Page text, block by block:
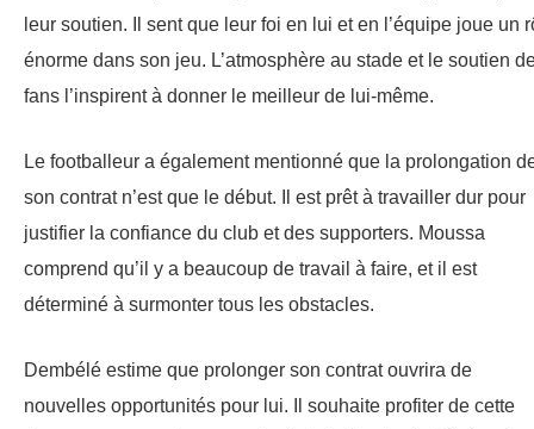
leur soutien. Il sent que leur foi en lui et en l’équipe joue un
énorme dans son jeu. L’atmosphère au stade et le soutien
fans l’inspirent à donner le meilleur de lui-même.
Le footballeur a également mentionné que la prolongation
son contrat n’est que le début. Il est prêt à travailler dur pour
justifier la confiance du club et des supporters. Moussa
comprend qu’il y a beaucoup de travail à faire, et il est
déterminé à surmonter tous les obstacles.
Dembélé estime que prolonger son contrat ouvrira de
nouvelles opportunités pour lui. Il souhaite profiter de cette